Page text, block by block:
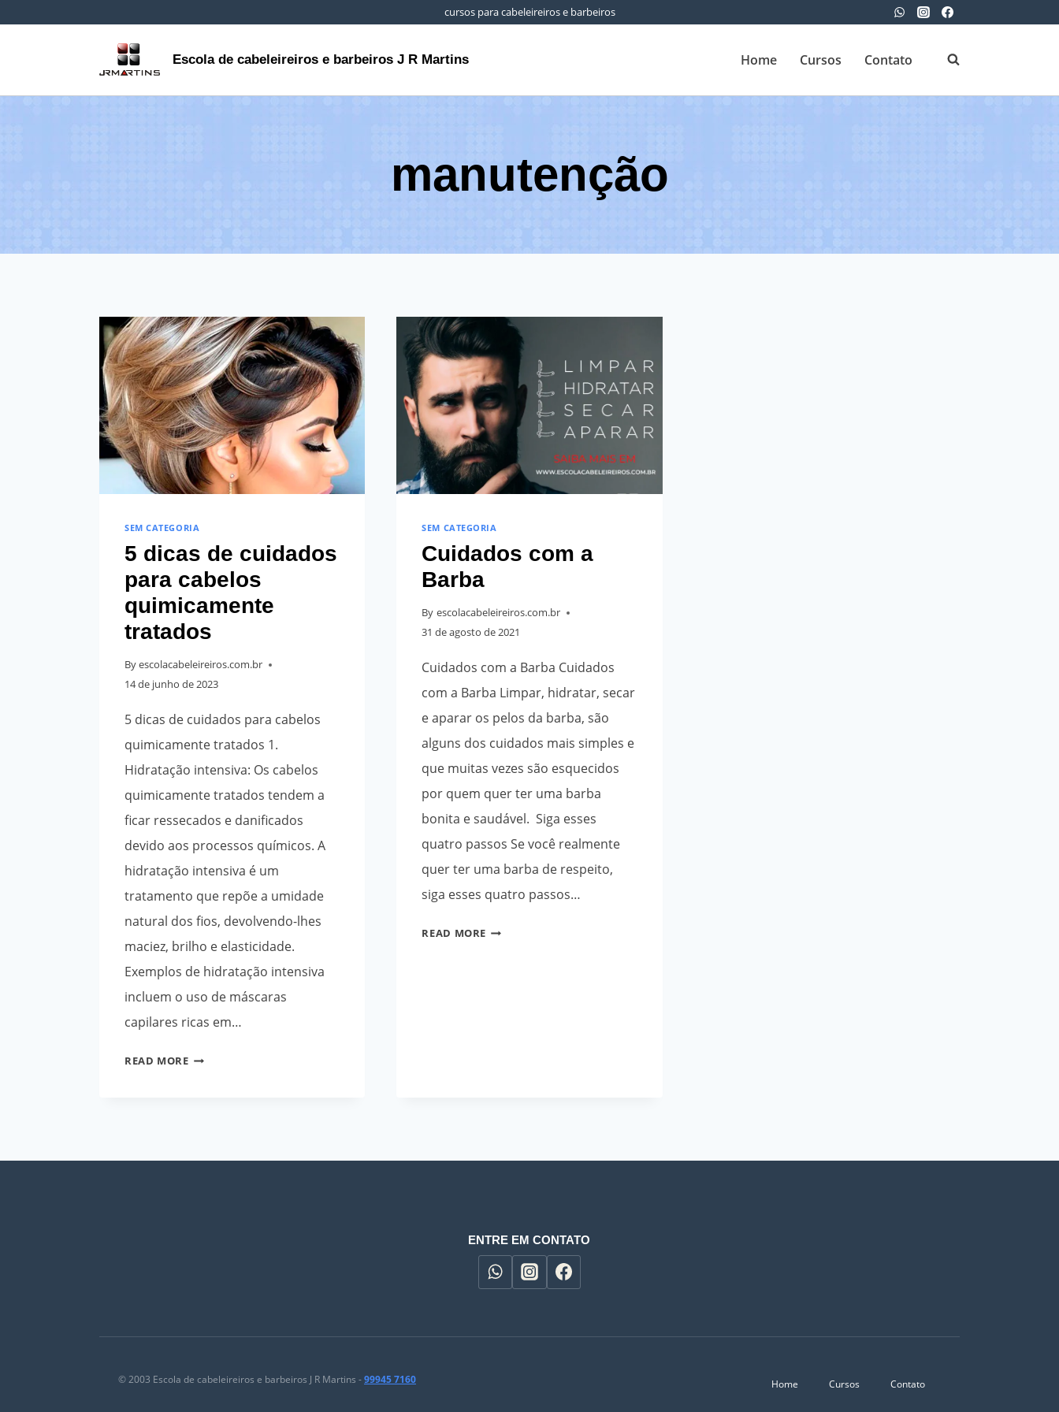
cursos para cabeleireiros e barbeiros
Escola de cabeleireiros e barbeiros J R Martins Home Cursos Contato
manutenção
SEM CATEGORIA
5 dicas de cuidados
para cabelos
quimicamente
tratados
Byescolacabeleireiros.com.br
14 de junho de 2023
5 dicas de cuidados para cabelos
quimicamente tratados 1.
Hidratação intensiva: Os cabelos
quimicamente tratados tendem a
ficar ressecados e danificados
devido aos processos químicos. A
hidratação intensiva é um
tratamento que repõe a umidade
natural dos fios, devolvendo-lhes
maciez, brilho e elasticidade.
Exemplos de hidratação intensiva
incluem o uso de máscaras
capilares ricas em…
READ MORE 5
SEM CATEGORIA
Cuidados com a
Barba
By escolacabeleireiros.com.br
31 de agosto de 2021
Cuidados com a Barba Cuidados
com a Barba Limpar, hidratar, secar
e aparar os pelos da barba, são
alguns dos cuidados mais simples e
que muitas vezes são esquecidos
por quem quer ter uma barba
bonita e saudável. Siga esses
quatro passos Se você realmente
quer ter uma barba de respeito,
siga esses quatro passos…
READ MORE CUIDADOS
ENTRE EM CONTATO
© 2003 Escola de cabeleireiros e barbeiros J R Martins -99945 7160 Home Cursos Contato